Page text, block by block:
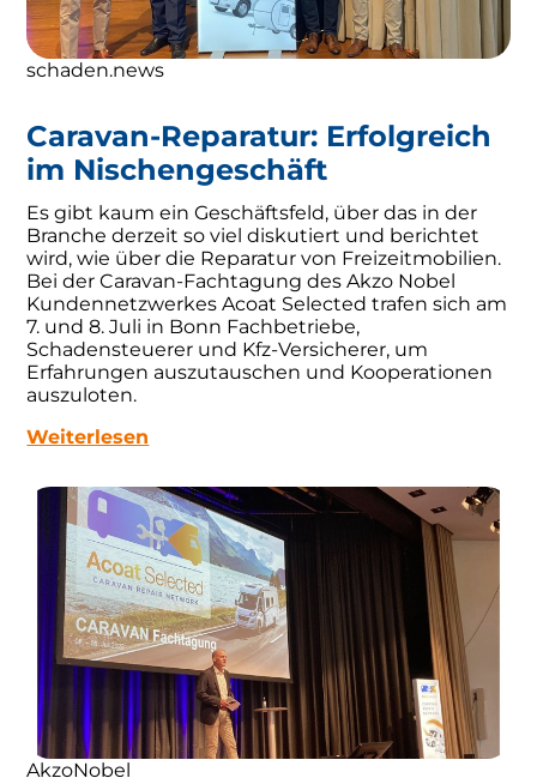
schaden.news
Caravan-Reparatur: Erfolgreich
im Nischengeschäft
Es gibt kaum ein Geschäftsfeld, über das in der
Branche derzeit so viel diskutiert und berichtet
wird, wie über die Reparatur von Freizeitmobilien.
Bei der Caravan-Fachtagung des Akzo Nobel
Kundennetzwerkes Acoat Selected trafen sich am
7. und 8. Juli in Bonn Fachbetriebe,
Schadensteuerer und Kfz-Versicherer, um
Erfahrungen auszutauschen und Kooperationen
auszuloten.
Weiterlesen
AkzoNobel